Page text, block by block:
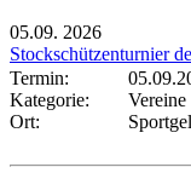
05.09. 2026
Stockschützenturnier
Termin:
Kategorie:
Vereine
Ort: